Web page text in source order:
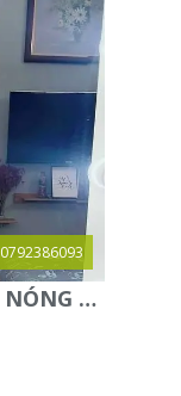
0792386093
TRIỆU VY NON TƠ SIÊU NÓNG BỎNG GỢI TÌNH NGỌT NGÀO